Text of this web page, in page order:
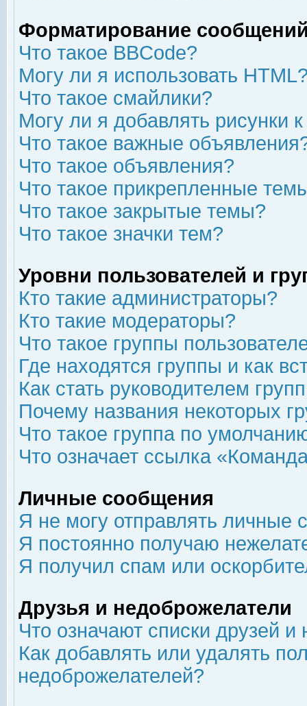
Форматирование
Что такое BBCode?
Могу ли я использовать
Что такое смайлики?
Могу ли я добавлять рисунки
Что такое важные
Что такое объявления?
Что такое прикрепленные
Что такое закрытые темы?
Что такое значки тем?
Уровни пользователей и
Кто такие администраторы?
Кто такие модераторы?
Что такое группы
Где находятся группы и как
Как стать руководителем
Почему названия некоторых
Что такое группа по
Что означает ссылка
Личные сообщения
Я не могу отправлять личные
Я постоянно получаю
Я получил спам или
Друзья и недоброжелатели
Что означают списки друзей
Как добавлять или удалять
недоброжелателей?